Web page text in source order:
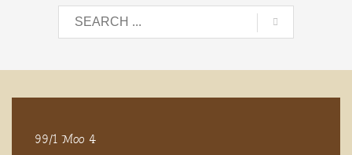
99/1 Moo 4